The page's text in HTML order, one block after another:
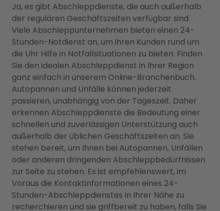
Ja, es gibt Abschleppdienste, die auch außerhalb
der regulären Geschäftszeiten verfügbar sind.
Viele Abschleppunternehmen bieten einen 24-
Stunden-Notdienst an, um ihren Kunden rund um
die Uhr Hilfe in Notfallsituationen zu bieten. Finden
Sie den idealen Abschleppdienst in Ihrer Region
ganz einfach in unserem Online-Branchenbuch.
Autopannen und Unfälle können jederzeit
passieren, unabhängig von der Tageszeit. Daher
erkennen Abschleppdienste die Bedeutung einer
schnellen und zuverlässigen Unterstützung auch
außerhalb der üblichen Geschäftszeiten an. Sie
stehen bereit, um Ihnen bei Autopannen, Unfällen
oder anderen dringenden Abschleppbedürfnissen
zur Seite zu stehen. Es ist empfehlenswert, im
Voraus die Kontaktinformationen eines 24-
Stunden-Abschleppdienstes in Ihrer Nähe zu
recherchieren und sie griffbereit zu haben, falls Sie